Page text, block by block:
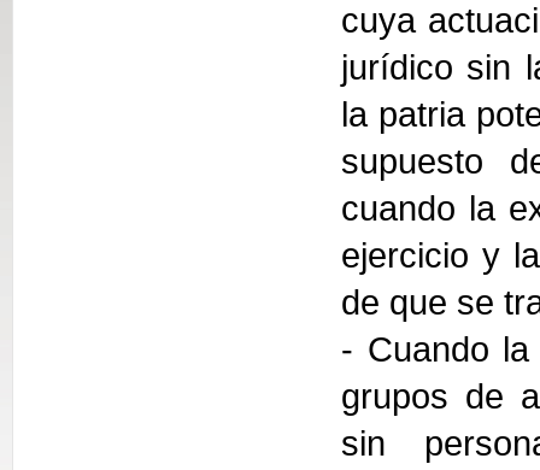
cuya
jurídico sin
la patria
supuesto
cuando la
ejercicio y
de que se
- Cuando
grupos de
sin